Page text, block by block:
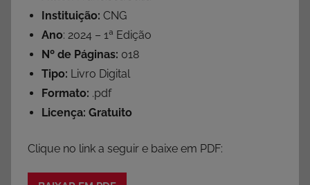
Instituição: CNG
Ano: 2024 – 1ª Edição
Nº de Páginas: 018
Tipo: Livro Digital
Formato: .pdf
Licença: Gratuito
Clique no link a seguir e baixe em PDF: